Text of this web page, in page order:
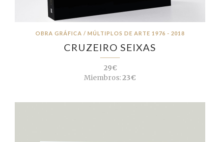
OBRA GRÁFICA / MÚLTIPLOS DE ARTE 1976 - 2018
CRUZEIRO SEIXAS
29€
Miembros:23€